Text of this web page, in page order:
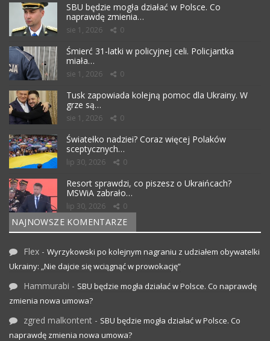
SBU będzie mogła działać w Polsce. Co
naprawdę zmienia…
sie 1, 2026 0
Śmierć 31-latki w policyjnej celi. Policjantka
miała…
sie 1, 2026 0
Tusk zapowiada kolejną pomoc dla Ukrainy. W
grze są…
sie 1, 2026 0
Światełko nadziei? Coraz więcej Polaków
sceptycznych…
lip 30, 2026 0
Resort sprawdzi, co piszesz o Ukraińcach?
MSWiA zabrało…
lip 30, 2026 0
NAJNOWSZE KOMENTARZE
Flex - Wyrzykowski po kolejnym nagraniu z udziałem obywatelki
Ukrainy: „Nie dajcie się wciągnąć w prowokację”
Hammurabi - SBU będzie mogła działać w Polsce. Co naprawdę
zmienia nowa umowa?
zgred malkontent - SBU będzie mogła działać w Polsce. Co
naprawdę zmienia nowa umowa?